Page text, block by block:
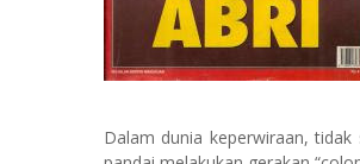
Dalam dunia keperwiraan,